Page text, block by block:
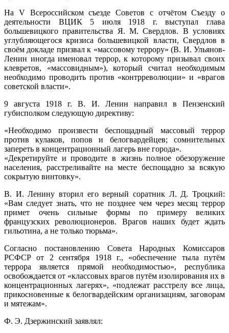
На V Всероссийском съезде Советов с отчётом Съезду о
деятельности ВЦИК 5 июля 1918 г. выступал глава
большевицкого правительства Я. М. Свердлов. В условиях
углубляющегося кризиса большевицкой власти, Свердлов в
своём докладе призвал к «массовому террору» (В. И. Ульянов-
Ленин иногда именовал террор, к которому призывал своих
клевретов, «массовидным»), который считал необходимым
необходимо проводить против «контрреволюции» и «врагов
советской власти».
9 августа 1918 г. В. И. Ленин направил в Пензенский
губисполком следующую директиву:
«Необходимо произвести беспощадный массовый террор
против кулаков, попов и белогвардейцев; сомнительных
запереть в концентрационный лагерь вне города».
«Декретируйте и проводите в жизнь полное обезоружение
населения, расстреливайте на месте беспощадно за всякую
сокрытую винтовку».
В. И. Ленину вторил его верный соратник Л. Д. Троцкий:
«Вам следует знать, что не позднее чем через месяц террор
примет очень сильные формы по примеру великих
французских революционеров. Врагов наших будет ждать
гильотина, а не только тюрьма».
Согласно постановлению Совета Народных Комиссаров
РСФСР от 2 сентября 1918 г., «обеспечение тыла путём
террора является прямой необходимостью», республика
освобождается от «классовых врагов путём изолирования их в
концентрационных лагерях», «подлежат расстрелу все лица,
прикосновенные к белогвардейским организациям, заговорам
и мятежам».
Ф. Э. Дзержинский заявлял: